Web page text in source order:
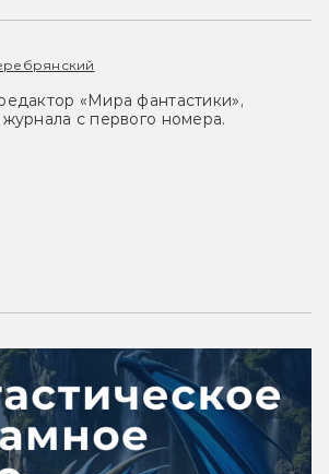
«Мира фантастики»,
журнала с первого номера.